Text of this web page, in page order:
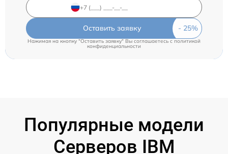
Оставить заявку
Нажимая на кнопку "Оставить заявку" Вы соглашаетесь c политикой
конфиденциальности
Популярные модели
Серверов IBM